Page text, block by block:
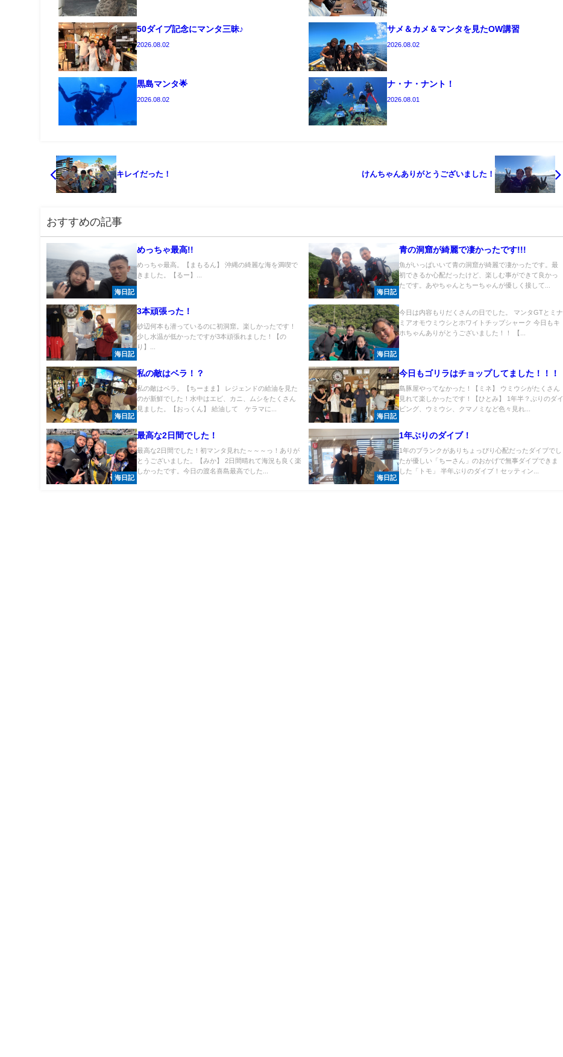
50ダイブ記念にマンタ三昧♪
2026.08.02
サメ＆カメ＆マンタを見たOW講習
2026.08.02
黒島マンタ🌟
2026.08.02
ナ・ナ・ナント！
2026.08.01
キレイだった！ けんちゃんありがとうございました！
おすすめの記事
海日記
めっちゃ最高!!
めっちゃ最高。【まもるん】 沖縄の綺麗な海を満喫で
きました。【るー】...
海日記
青の洞窟が綺麗で凄かったです!!!
魚がいっぱいいて青の洞窟が綺麗で凄かったです。最
初できるか心配だったけど、楽しむ事ができて良かっ
たです。あやちゃんとちーちゃんが優しく接して...
海日記
3本頑張った！
砂辺何本も潜っているのに初洞窟。楽しかったです！
少し水温が低かったですが3本頑張れました！【の
り】...
海日記
今日は内容もりだくさんの日でした。 マンタGTとミナ
ミアオモウミウシとホワイトチップシャーク 今日もキ
ホちゃんありがとうございました！！ 【...
海日記
私の敵はベラ！？
私の敵はベラ。【ちーまま】 レジェンドの給油を見た
のが新鮮でした！水中はエビ、カニ、ムシをたくさん
見ました。【おっくん】 給油して ケラマに...
海日記
今日もゴリラはチョップしてました！！！
島豚屋やってなかった！【ミネ】 ウミウシがたくさん
見れて楽しかったです！【ひとみ】 1年半？ぶりのダイ
ビング、ウミウシ、クマノミなど色々見れ...
海日記
最高な2日間でした！
最高な2日間でした！初マンタ見れた～～～っ！ありが
とうございました。【みか】 2日間晴れて海況も良く楽
しかったです。今日の渡名喜島最高でした...
海日記
1年ぶりのダイブ！
1年のブランクがありちょっぴり心配だったダイブでし
たが優しい「ちーさん」のおかげで無事ダイブできま
した「トモ」 半年ぶりのダイブ！セッティン...